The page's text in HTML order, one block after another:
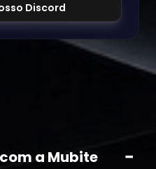
a Mubite −
Discord